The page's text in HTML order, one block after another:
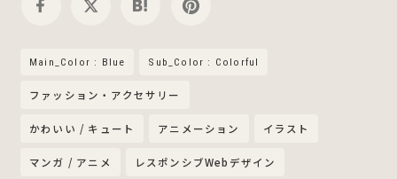
Main_Color : Blue Sub_Color : Colorful
ファッション・アクセサリー
かわいい / キュート アニメーション イラスト
マンガ / アニメ レスポンシブWebデザイン